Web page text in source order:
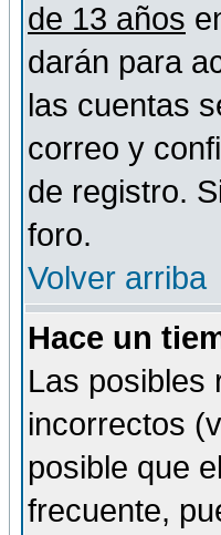
de 13 años
darán para
las cuentas
correo y
de registro.
foro.
Volver arriba
Hace un
Las posibles
incorrectos
posible que
frecuente,